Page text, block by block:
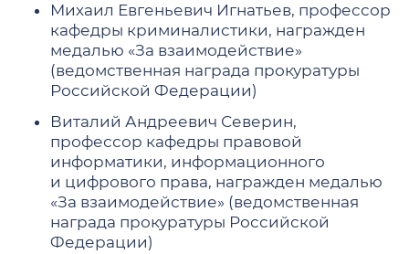
Михаил Евгеньевич Игнатьев, профессор
кафедры криминалистики, награжден
медалью «За взаимодействие»
(ведомственная награда прокуратуры
Российской Федерации)
Виталий Андреевич Северин,
профессор кафедры правовой
информатики, информационного
и цифрового права, награжден медалью
«За взаимодействие» (ведомственная
награда прокуратуры Российской
Федерации)